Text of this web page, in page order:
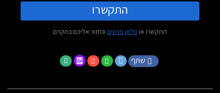
התקשרו
התקשרו או מלאו פרטים ונחזור אליכם בהקדם
שתף